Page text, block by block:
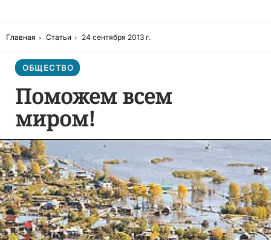
Главная Статьи 24 сентября 2013 г.
ОБЩЕСТВО
Поможем всем
миром!